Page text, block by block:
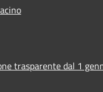
trasparente dal 1